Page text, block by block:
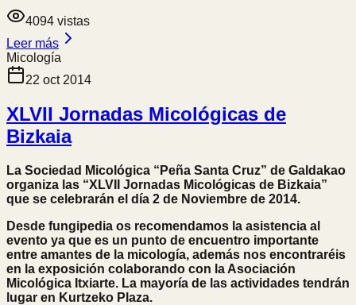
4094 vistas
Leer más
Micología
22 oct 2014
XLVII Jornadas Micológicas de
Bizkaia
La Sociedad Micológica “Peña Santa Cruz” de Galdakao
organiza las “XLVII Jornadas Micológicas de Bizkaia”
que se celebrarán el día 2 de Noviembre de 2014.
Desde fungipedia os recomendamos la asistencia al
evento ya que es un punto de encuentro importante
entre amantes de la micología, además nos encontraréis
en la exposición colaborando con la Asociación
Micológica Itxiarte. La mayoría de las actividades tendrán
lugar en Kurtzeko Plaza.